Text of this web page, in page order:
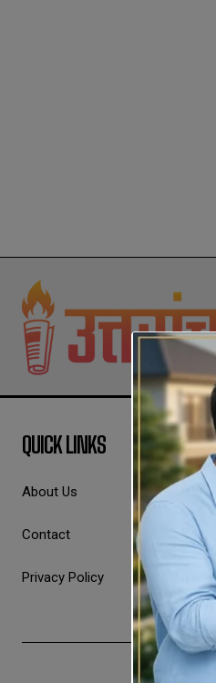
QUICK LINKS
About Us
Contact
Privacy Policy